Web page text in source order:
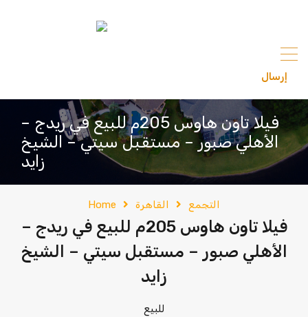
إرسال
فيلا تاون هاوس 205م للبيع في ريدج –
الأهلي صبور – مستقبل سيتي – الشيخ
زايد
Home القاهرة التجمع
فيلا تاون هاوس 205م للبيع في ريدج –
الأهلي صبور – مستقبل سيتي – الشيخ
زايد
للبيع